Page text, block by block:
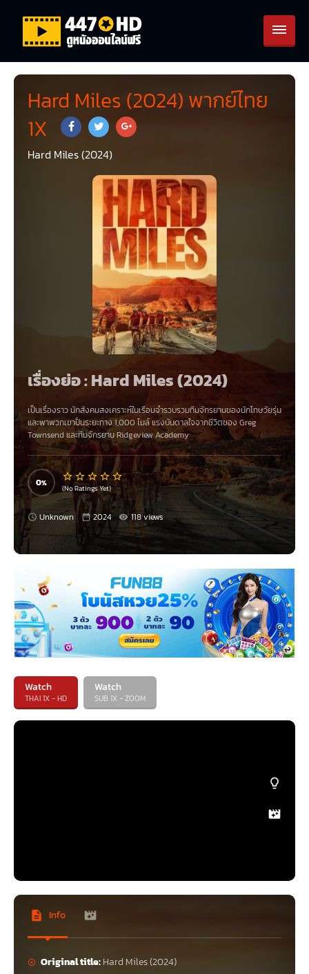
Hard Miles (2024) พากย์ไทย
1X
Hard Miles (2024)
เรื่องย่อ : Hard Miles (2024)
เป็นเรื่องราว นักสังคมสงเคราะห์ในเรือนจำรวบรวมทีมจักรยานของนักโทษวัยรุ่น
และพาพวกเขาปั่นระยะทาง 1,000 ไมล์ แรงบันดาลใจจากชีวิตของ Greg
Townsend และทีมจักรยาน Ridgeview Academy
0 (No Ratings Yet)
Unknown 2024 118 views
Watch
THAI 1X - HD
Watch
SUB 1X - ZOOM
Info
Original title:Hard Miles (2024)